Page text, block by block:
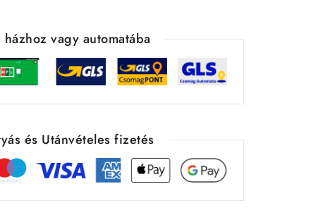
házhoz vagy automatába
és Utánvételes fizetés